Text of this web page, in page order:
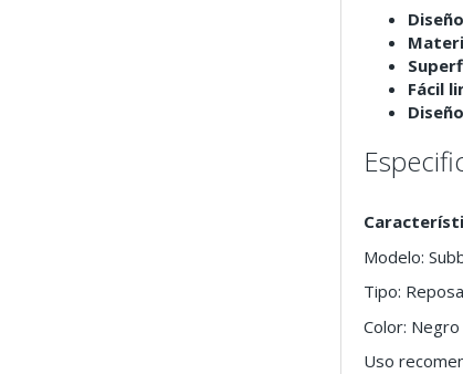
Fácil
Modelo:
Tipo:
Color: Negro
Uso